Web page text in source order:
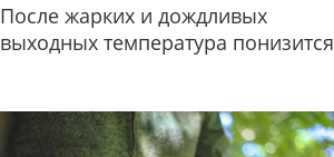
После жарких и дождливых
выходных температура понизится